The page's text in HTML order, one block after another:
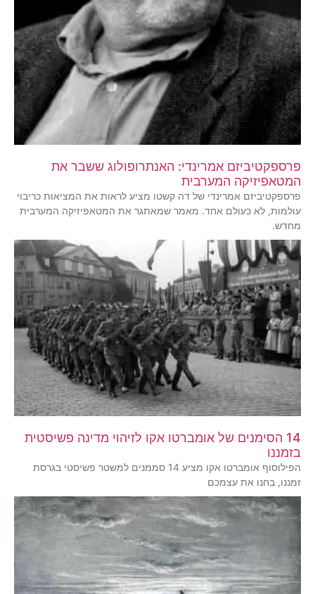
פרספקטיביזם אמרינדי: האנתרופולוג ששבר את
המטאפיזיקה המערבית
פרספקטיביזם אמרינדי של דה קשטו מציע לראות את המציאות כריבוי
עולמות, לא כעולם אחד. מאמר שמאתגר את המטאפיזיקה המערבית
מחדש.
14 הסימנים של אומברטו אקו לזיהוי מדינה פשיסטית
בזמננו
הפילוסוף אומברטו אקו מציע 14 סממנים למשטר פשיסטי בגרסת
זמננו, בחנו את עצמכם